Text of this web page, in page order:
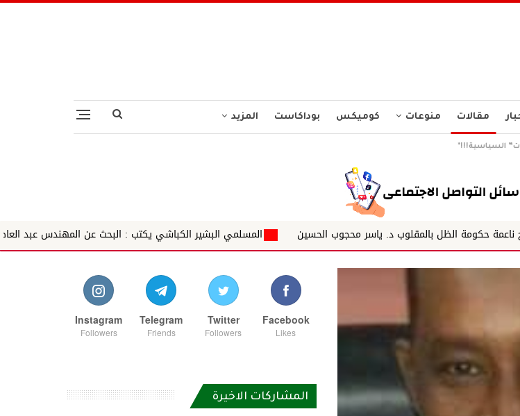
مقالات منوعات كوميكس بوداكاست المزيد
السياسية!!!*
د. ياسر محجوب الحسين المسلمي البشير الكباشي يكتب : البحث عن المهندس عبد العاطي هاشم
Facebook
Likes
Twitter
Followers
Telegram
Friends
Instagram
Followers
المشاركات الاخيرة